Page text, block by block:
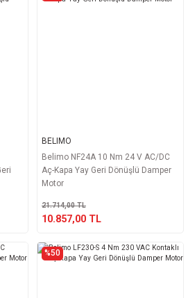
BELIMO
Belimo NF24A 10 Nm 24 V AC/DC
Aç-Kapa Yay Geri Dönüşlü Damper
Motor
21.714,00 TL
10.857,00 TL
%50